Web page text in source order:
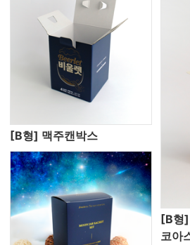
[B형] 맥주캔박스
[B형
코아